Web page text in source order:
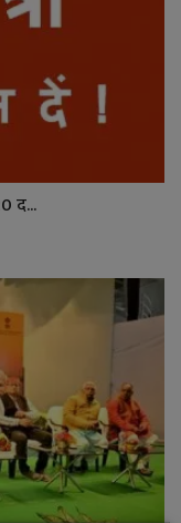
द...